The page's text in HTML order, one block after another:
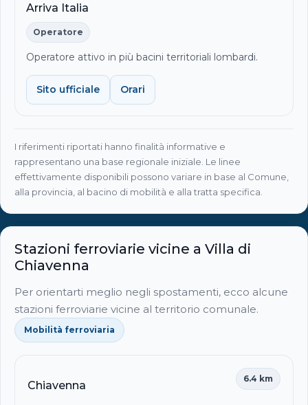
Arriva Italia
Operatore
Operatore attivo in più bacini territoriali lombardi.
Sito ufficiale Orari
I riferimenti riportati hanno finalità informative e
rappresentano una base regionale iniziale. Le linee
effettivamente disponibili possono variare in base al Comune,
alla provincia, al bacino di mobilità e alla tratta specifica.
Stazioni ferroviarie vicine a Villa di
Chiavenna
Per orientarti meglio negli spostamenti, ecco alcune
stazioni ferroviarie vicine al territorio comunale.
Mobilità ferroviaria
Chiavenna
6.4 km